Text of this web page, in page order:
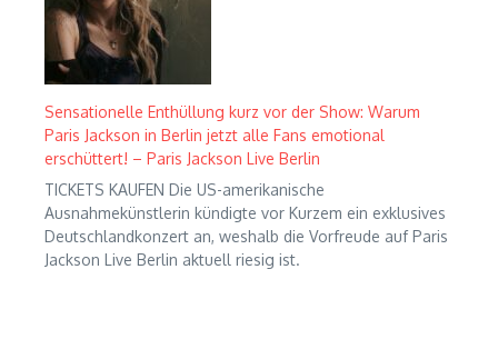
Sensationelle Enthüllung kurz vor der Show: Warum
Paris Jackson in Berlin jetzt alle Fans emotional
erschüttert! – Paris Jackson Live Berlin
TICKETS KAUFEN Die US-amerikanische
Ausnahmekünstlerin kündigte vor Kurzem ein exklusives
Deutschlandkonzert an, weshalb die Vorfreude auf Paris
Jackson Live Berlin aktuell riesig ist.